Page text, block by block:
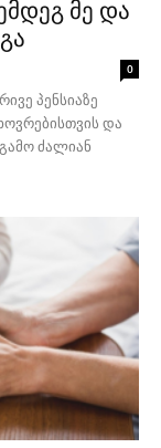
მე და
0
პენსიაზე
და
ძალიან